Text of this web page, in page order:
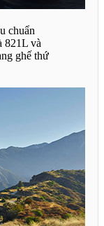
chuẩn
821L và
ghế thứ